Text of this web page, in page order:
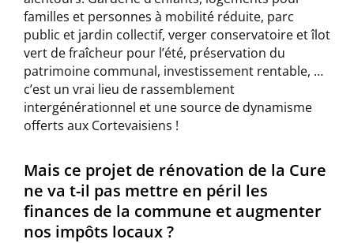
familles et personnes à mobilité réduite, parc
public et jardin collectif, verger conservatoire et îlot
vert de fraîcheur pour l’été, préservation du
patrimoine communal, investissement rentable, …
c’est un vrai lieu de rassemblement
intergénérationnel et une source de dynamisme
offerts aux Cortevaisiens !
Mais ce projet de rénovation de la Cure
ne va t-il pas mettre en péril les
finances de la commune et augmenter
nos impôts locaux ?